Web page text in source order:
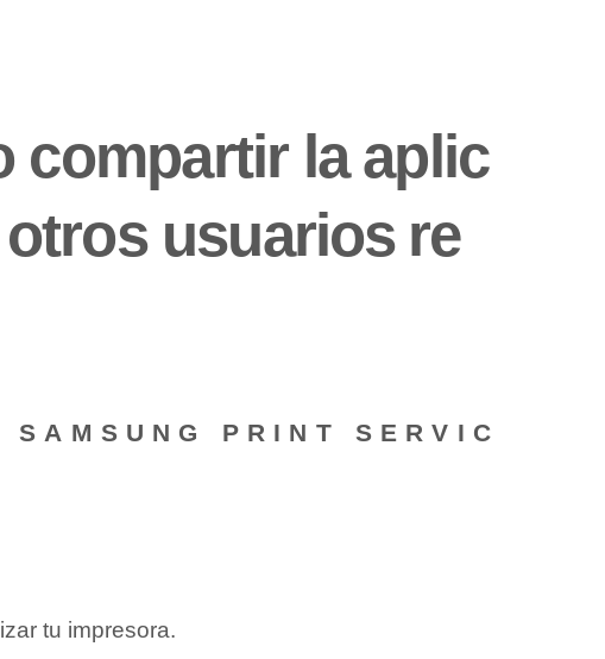
compartir la aplic
​usuarios ⁣re
PRINT SERVIC
tu impresora.